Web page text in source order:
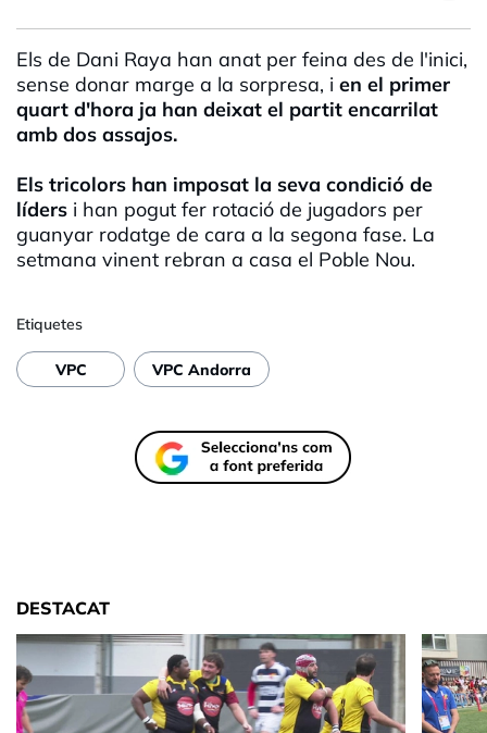
Els de Dani Raya han anat per feina des de l'inici,
sense donar marge a la sorpresa, i en el primer
quart d'hora ja han deixat el partit encarrilat
amb dos assajos.
Els tricolors han imposat la seva condició de
líders i han pogut fer rotació de jugadors per
guanyar rodatge de cara a la segona fase. La
setmana vinent rebran a casa el Poble Nou.
Etiquetes
VPC VPC Andorra
DESTACAT